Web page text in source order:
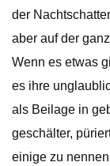
der
aber auf der
Wenn es etwas
es ihre
als Beilage in
geschälter,
einige zu